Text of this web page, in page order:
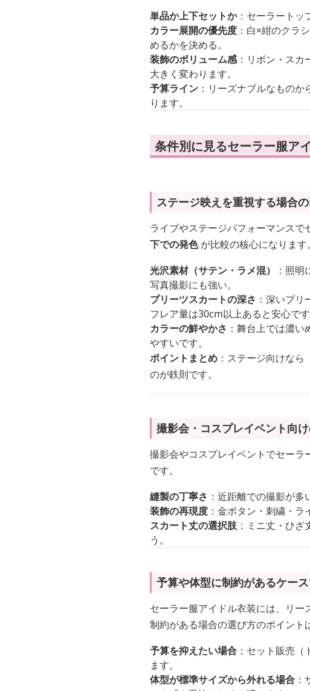
単品か上下セットか：セーラートッ
カラー展開の優先度 ：白×紺のクラ
めるかを決める。
装飾のボリューム感：リボン・スカ
大きく変わります。
予算ライン ：リーズナブルなもの
ります。
条件別に見るセーラー服ア
ステージ映えを重視する場合
ライブやステージパフォーマンスで
下での発色が比較の核心になります。
光沢素材（サテン・ラメ混）
：照明
写真撮影にも強い。
プリーツスカートの深さ ：深いプ
フレア量は30cm以上あると安心です
カラーの鮮やかさ ：舞台上では濃
やすいです。
ポイントまとめ ：ステージ向けな
のが鉄則です。
撮影会・コスプレイベント向
撮影会やコスプレイベントでセーラ
です。
縫製の丁寧さ ：近距離での撮影が
装飾の再現度 ：金ボタン・刺繍・
スカート丈の選択肢 ：ミニ丈・ひ
う。
予算や体型に制約があるケー
セーラー服アイドル衣装には、リー
制約がある場合の選び方のポイント
予算を抑えたい場合 ：セット販売
ます。
体型が標準サイズから外れる場合